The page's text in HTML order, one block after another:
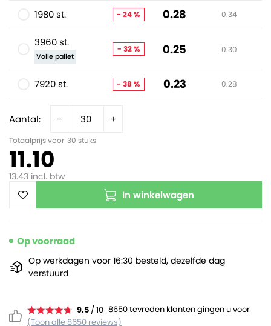
Aantal: - +
Totaalprijs voor 30 stuks
11.10
13.43 incl. btw
In winkelwagen
9.5 / 10 8650 tevreden klanten gingen u voor
(Toon alle 8650 reviews)
1980 st. - 24 % 0.28 0.34
3960 st.
Volle pallet
- 32 % 0.25 0.30
7920 st. - 38 % 0.23 0.28
Op voorraad
Op werkdagen voor 16:30 besteld, dezelfde dag
verstuurd